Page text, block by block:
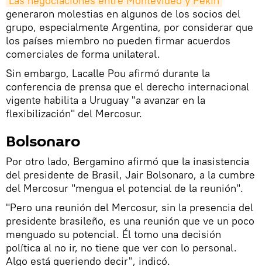
generaron molestias en algunos de los socios del
grupo, especialmente Argentina, por considerar que
los países miembro no pueden firmar acuerdos
comerciales de forma unilateral.
Sin embargo, Lacalle Pou afirmó durante la
conferencia de prensa que el derecho internacional
vigente habilita a Uruguay "a avanzar en la
flexibilización" del Mercosur.
Bolsonaro
Por otro lado, Bergamino afirmó que la inasistencia
del presidente de Brasil, Jair Bolsonaro, a la cumbre
del Mercosur "mengua el potencial de la reunión".
"Pero una reunión del Mercosur, sin la presencia del
presidente brasileño, es una reunión que ve un poco
menguado su potencial. Él tomo una decisión
política al no ir, no tiene que ver con lo personal.
Algo está queriendo decir", indicó.